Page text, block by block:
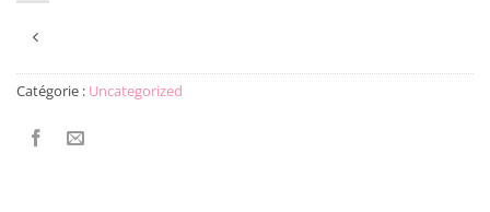
Catégorie : Uncategorized